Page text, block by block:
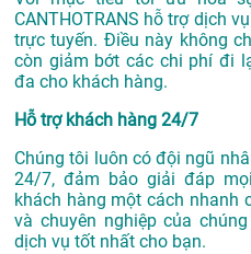
CANTHOTRANS hỗ trợ dịch
trực tuyến. Điều này không
còn giảm bớt các chi phí đi
đa cho khách hàng.
Hỗ trợ khách hàng 24/7
Chúng tôi luôn có đội ngũ
24/7, đảm bảo giải đáp
khách hàng một cách nhanh
và chuyên nghiệp của
dịch vụ tốt nhất cho bạn.